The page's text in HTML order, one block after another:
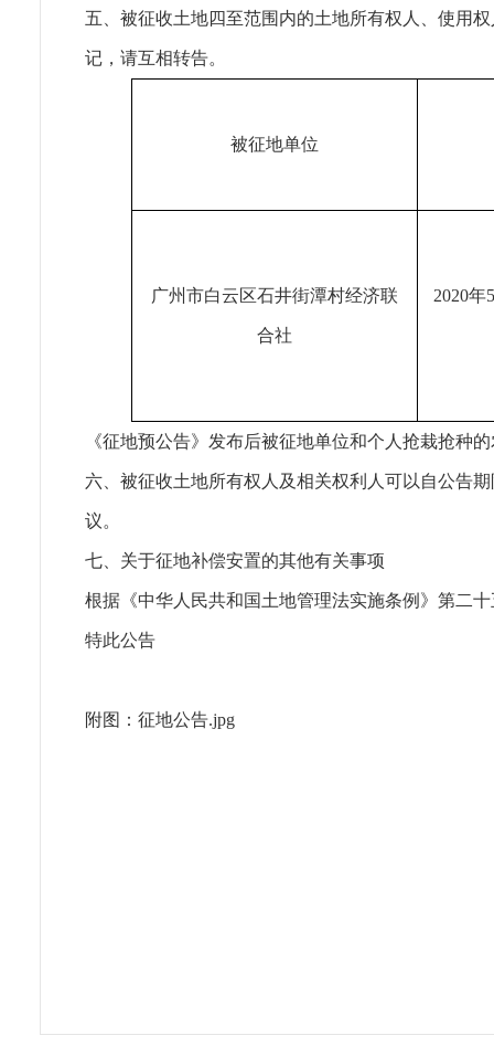
五、被征收土地四至范围内的土地所有权人、使用
记，请互相转告。
被征地单位
广州市白云区石井街潭村经济联
合社
2020年
《征地预公告》发布后被征地单位和个人抢栽抢种
六、被征收土地所有权人及相关权利人可以自公告
议。
七、关于征地补偿安置的其他有关事项
根据《中华人民共和国土地管理法实施条例》第二
特此公告
附图： 征地公告.jpg